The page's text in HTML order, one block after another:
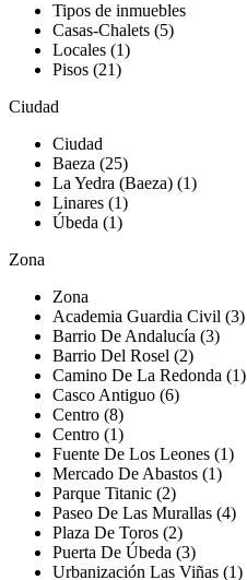
Tipos de inmuebles
Casas-Chalets (5)
Locales (1)
Pisos (21)
Ciudad
Ciudad
Baeza (25)
La Yedra (Baeza) (1)
Linares (1)
Úbeda (1)
Zona
Zona
Academia Guardia Civil (3)
Barrio De Andalucía (3)
Barrio Del Rosel (2)
Camino De La Redonda (1)
Casco Antiguo (6)
Centro (8)
Centro (1)
Fuente De Los Leones (1)
Mercado De Abastos (1)
Parque Titanic (2)
Paseo De Las Murallas (4)
Plaza De Toros (2)
Puerta De Úbeda (3)
Urbanización Las Viñas (1)